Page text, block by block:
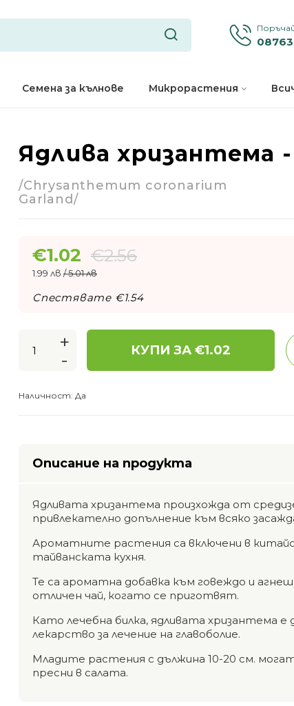
Семена за кълнове Микрорастения
Годишно
Ядлива хризантема -
/Chrysanthemum coronarium
Garland/
€1.02 €2.56
1.99 лв / 5.01 лв
Спестявате €1.54
+
-
КУПИ ЗА €1.02
Наличност: Да
Описание на продукта
Ядливата хризантема произхожда от
привлекателно допълнение към всяко
Ароматните растения са включени в
тайванската кухня.
Те са ароматна добавка към говеждо и
отличен чай, когато се приготвят.
Като лечебна билка, ядливата хризантема е
лекарство за лечение на главоболие.
Младите растения с дължина 10-20 см.
пресни в салата.